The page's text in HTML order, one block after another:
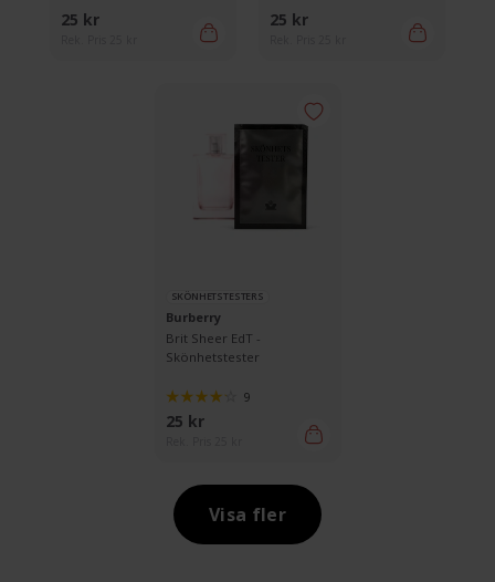
25 kr 25 kr
SKÖNHETSTESTERS
Burberry
Brit Sheer EdT -
Skönhetstester
9
25 kr
Visa fler